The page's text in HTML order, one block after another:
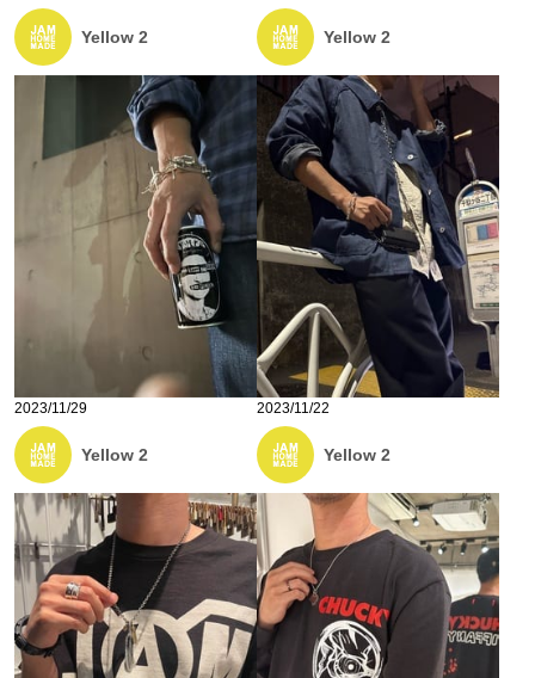
Yellow 2 Yellow 2
2023/11/29
Yellow 2
2023/11/22
Yellow 2